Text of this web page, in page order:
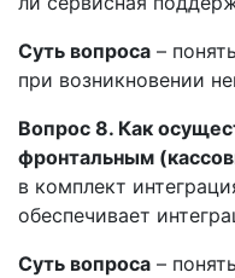
Суть вопроса –
при возникновении
Вопрос 8. Как
фронтальным
в комплект
обеспечивает
Суть вопроса –